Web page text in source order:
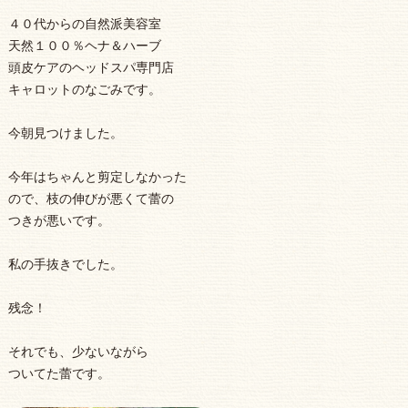
４０代からの自然派美容室
天然１００％ヘナ＆ハーブ
頭皮ケアのヘッドスパ専門店
キャロットのなごみです。
今朝見つけました。
今年はちゃんと剪定しなかった
ので、枝の伸びが悪くて蕾の
つきが悪いです。
私の手抜きでした。
残念！
それでも、少ないながら
ついてた蕾です。